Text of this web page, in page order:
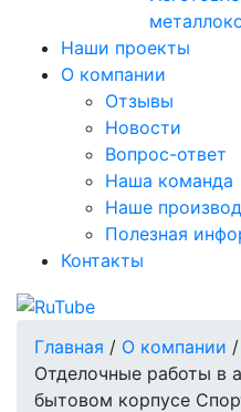
Наши проекты
О компании
Отзывы
Новости
Вопрос-ответ
Наша команда
Наше
Полезная
Контакты
Главная / О компании /
Отделочные работы в
бытовом корпусе